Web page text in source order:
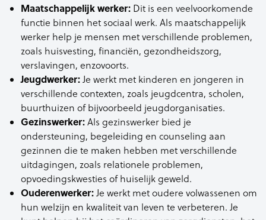
Maatschappelijk werker: Dit is een veelvoorkomende
functie binnen het sociaal werk. Als maatschappelijk
werker help je mensen met verschillende problemen,
zoals huisvesting, financiën, gezondheidszorg,
verslavingen, enzovoorts.
Jeugdwerker:Je werkt met kinderen en jongeren in
verschillende contexten, zoals jeugdcentra, scholen,
buurthuizen of bijvoorbeeld jeugdorganisaties.
Gezinswerker:Als gezinswerker bied je
ondersteuning, begeleiding en counseling aan
gezinnen die te maken hebben met verschillende
uitdagingen, zoals relationele problemen,
opvoedingskwesties of huiselijk geweld.
Ouderenwerker:Je werkt met oudere volwassenen om
hun welzijn en kwaliteit van leven te verbeteren. Je